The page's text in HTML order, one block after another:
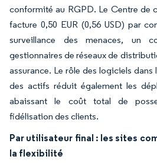
conformité au RGPD. Le Centre de
facture 0,50 EUR (0,56 USD) par
surveillance des menaces, un
gestionnaires de réseaux de
assurance. Le rôle des logiciels
des actifs réduit également les
abaissant le coût total de
fidélisation des clients.
Par utilisateur final : les sites
la flexibilité